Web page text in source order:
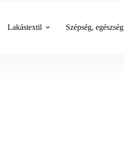
Lakástextil Szépség, egészség